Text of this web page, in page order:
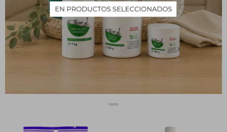
Deben utilizarse en envases cerrados y herméticos, para que los
gases que producen sean atrapados. Los gases atrapados se
acumulan y matan cualquier polilla en el interior del mueble.